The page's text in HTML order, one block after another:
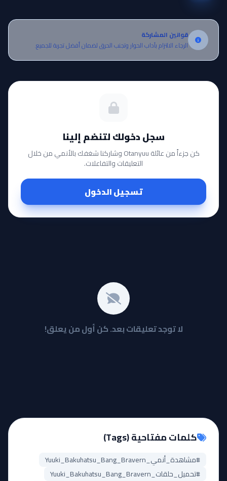
قوانين المشاركة
الرجاء الالتزام بآداب الحوار وتجنب الحرق لضمان أفضل تجربة للجميع.
سجل دخولك لتنضم إلينا
كن جزءاً من عائلة Otanyuu وشاركنا شغفك بالأنمي من خلال
التعليقات والتفاعلات.
تسجيل الدخول
لا توجد تعليقات بعد. كن أول من يعلق!
كلمات مفتاحية (Tags)
#مشاهدة_أنمي_Yuuki_Bakuhatsu_Bang_Bravern
#تحميل_حلقات_Yuuki_Bakuhatsu_Bang_Bravern